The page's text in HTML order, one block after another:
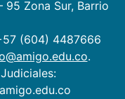
95 Zona Sur, Barrio
(604) 4487666
.